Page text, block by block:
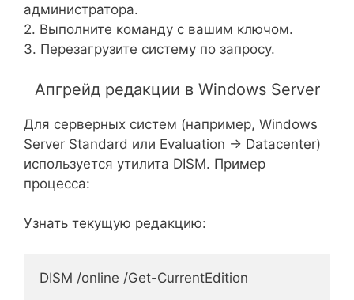
администратора.
2. Выполните команду с вашим ключом.
3. Перезагрузите систему по запросу.
Апгрейд редакции в Windows Server
Для серверных систем (например, Windows
Server Standard или Evaluation → Datacenter)
используется утилита DISM. Пример
процесса:
Узнать текущую редакцию:
DISM /online /Get-CurrentEdition